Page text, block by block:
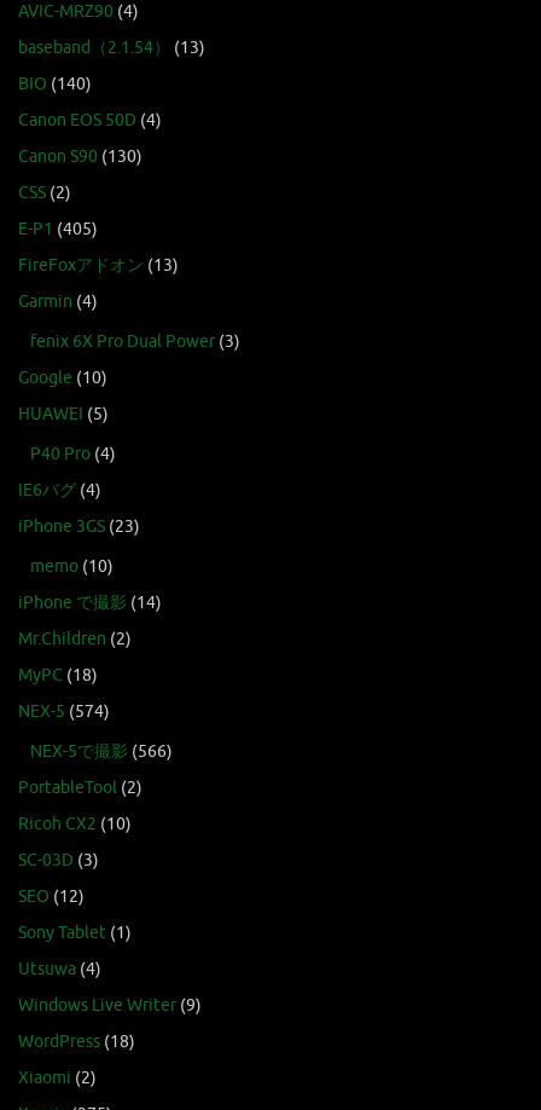
AVIC-MRZ90 (4)
baseband（2.1.54）
(13)
BIO (140)
Canon EOS 50D (4)
Canon S90 (130)
CSS (2)
E-P1 (405)
FireFoxアドオン (13)
Garmin (4)
fenix 6X Pro Dual Power (3)
Google (10)
HUAWEI (5)
P40 Pro (4)
IE6バグ (4)
iPhone 3GS (23)
memo (10)
iPhone で撮影 (14)
Mr.Children (2)
MyPC (18)
NEX-5 (574)
NEX-5で撮影 (566)
PortableTool (2)
Ricoh CX2 (10)
SC-03D (3)
SEO (12)
Sony Tablet (1)
Utsuwa (4)
Windows Live Writer (9)
WordPress (18)
Xiaomi (2)